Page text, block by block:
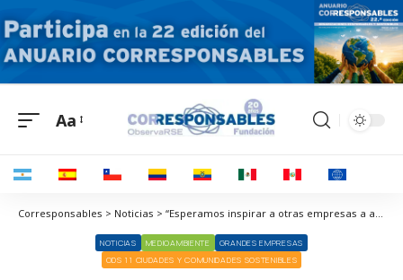
Aa
Corresponsables > Noticias > “Esperamos inspirar a otras empresas a adoptar prácticas sostenibles que no sólo beneficien al medio ambiente, sino que también mejoren su eficiencia y competitividad en el mercado”
NOTICIAS MEDIOAMBIENTE
GRANDES EMPRESAS
ODS 11 CIUDADES Y COMUNIDADES SOSTENIBLES